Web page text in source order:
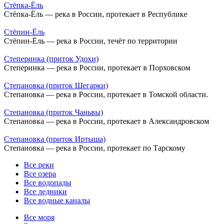
Стёпка-Ёль
Стёпка-Ёль — река в России, протекает в Республике
Стёпин-Ёль
Стёпин-Ёль — река в России, течёт по территории
Степеринка (приток Удохи)
Степеринка — река в России, протекает в Порховском
Степановка (приток Шегарки)
Степановка — река в России, протекает в Томской области.
Степановка (приток Чаньвы)
Степановка — река в России, протекает в Александровском
Степановка (приток Иртыша)
Степановка — река в России, протекает по Тарскому
Все реки
Все озера
Все водопады
Все ледники
Все водные каналы
Все моря